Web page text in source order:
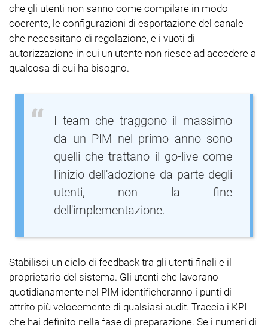
che gli utenti non sanno come compilare in modo
coerente, le configurazioni di esportazione del canale
che necessitano di regolazione, e i vuoti di
autorizzazione in cui un utente non riesce ad accedere a
qualcosa di cui ha bisogno.
I team che traggono il massimo
da un PIM nel primo anno sono
quelli che trattano il go-live come
l'inizio dell'adozione da parte degli
utenti, non la fine
dell'implementazione.
Stabilisci un ciclo di feedback tra gli utenti finali e il
proprietario del sistema. Gli utenti che lavorano
quotidianamente nel PIM identificheranno i punti di
attrito più velocemente di qualsiasi audit. Traccia i KPI
che hai definito nella fase di preparazione. Se i numeri di